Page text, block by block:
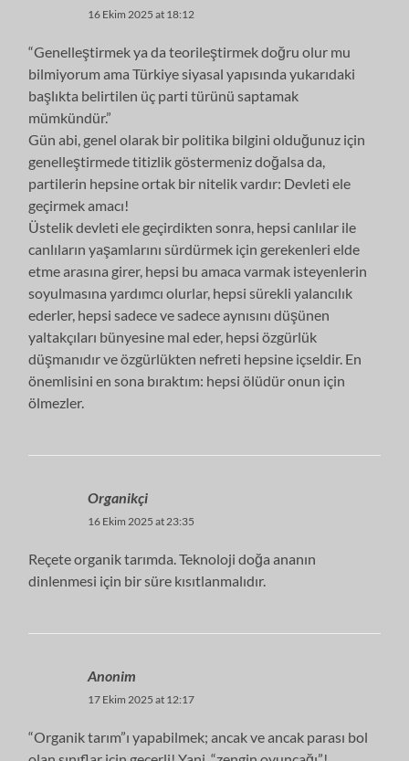
16 Ekim 2025 at 18:12
“Genelleştirmek ya da teorileştirmek doğru olur mu
bilmiyorum ama Türkiye siyasal yapısında yukarıdaki
başlıkta belirtilen üç parti türünü saptamak
mümkündür.”
Gün abi, genel olarak bir politika bilgini olduğunuz için
genelleştirmede titizlik göstermeniz doğalsa da,
partilerin hepsine ortak bir nitelik vardır: Devleti ele
geçirmek amacı!
Üstelik devleti ele geçirdikten sonra, hepsi canlılar ile
canlıların yaşamlarını sürdürmek için gerekenleri elde
etme arasına girer, hepsi bu amaca varmak isteyenlerin
soyulmasına yardımcı olurlar, hepsi sürekli yalancılık
ederler, hepsi sadece ve sadece aynısını düşünen
yaltakçıları bünyesine mal eder, hepsi özgürlük
düşmanıdır ve özgürlükten nefreti hepsine içseldir. En
önemlisini en sona bıraktım: hepsi ölüdür onun için
ölmezler.
Organikçi
16 Ekim 2025 at 23:35
Reçete organik tarımda. Teknoloji doğa ananın
dinlenmesi için bir süre kısıtlanmalıdır.
Anonim
17 Ekim 2025 at 12:17
“Organik tarım”ı yapabilmek; ancak ve ancak parası bol